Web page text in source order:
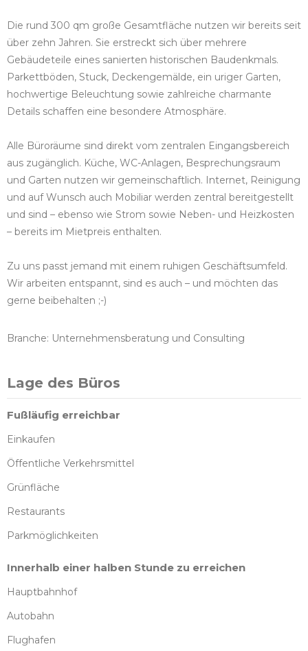
Die rund 300 qm große Gesamtfläche nutzen wir bereits seit
über zehn Jahren. Sie erstreckt sich über mehrere
Gebäudeteile eines sanierten historischen Baudenkmals.
Parkettböden, Stuck, Deckengemälde, ein uriger Garten,
hochwertige Beleuchtung sowie zahlreiche charmante
Details schaffen eine besondere Atmosphäre.
Alle Büroräume sind direkt vom zentralen Eingangsbereich
aus zugänglich. Küche, WC-Anlagen, Besprechungsraum
und Garten nutzen wir gemeinschaftlich. Internet, Reinigung
und auf Wunsch auch Mobiliar werden zentral bereitgestellt
und sind – ebenso wie Strom sowie Neben- und Heizkosten
– bereits im Mietpreis enthalten.
Zu uns passt jemand mit einem ruhigen Geschäftsumfeld.
Wir arbeiten entspannt, sind es auch – und möchten das
gerne beibehalten ;-)
Branche: Unternehmensberatung und Consulting
Lage des Büros
Fußläufig erreichbar
Einkaufen
Öffentliche Verkehrsmittel
Grünfläche
Restaurants
Parkmöglichkeiten
Innerhalb einer halben Stunde zu erreichen
Hauptbahnhof
Autobahn
Flughafen